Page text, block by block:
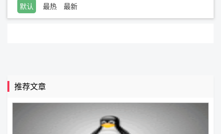
默认 最热 最新
推荐文章